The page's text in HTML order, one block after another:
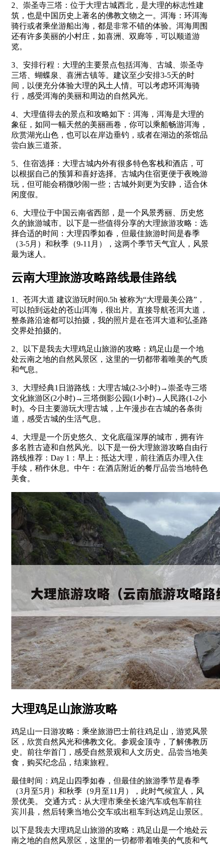
2、崇圣寺三塔：位于大理古城西北，是大理的标志性建
筑，也是中国历史上著名的佛教文物之一。洱海：环洱海
骑行或者乘坐游船出海，都是非常不错的体验。洱海周围
还有许多美丽的小村庄，如喜洲、双廊等，可以顺道游
览。
3、安排行程：大理的主要景点包括洱海、古城、崇圣寺
三塔、蝴蝶泉、喜洲古镇等。建议至少安排3-5天的时
间，以便充分体验大理的风土人情。可以考虑环洱海骑
行，感受洱海的美丽和周边的自然风光。
4、大理值得去的景点和攻略如下：洱海，洱海是大理的
象征，如同一幅天然的美丽画卷，你可以乘船畅游洱海，
欣赏湖光山色，也可以在岸边垂钓，或者在湖边的茶馆品
尝白族三道茶。
5、住宿选择：大理古城内外有很多特色客栈和酒店，可
以根据自己的预算和喜好选择。古城内住宿更便于夜晚游
玩，但可能会稍微吵闹一些；古城外则更为安静，适合休
闲度假。
6、大理位于中国云南省西部，是一个风景秀丽、历史悠
久的旅游城市。以下是一些值得分享的大理旅游攻略：选
择合适的时间：大理四季如春，但最佳旅游时间是春季
（3-5月）和秋季（9-11月），这两个季节天气宜人，风景
最为迷人。
云南大理旅游攻略路线最佳路线
1、苍洱大道 建议游玩时间0.5h 被称为“大理最美公路”，
可以拍到远处的苍山洱海，很出片。直接导航苍洱大道，
整条路沿途都可以拍摄，我的照片是在苍洱大道和弘圣路
交界处拍摄的。
2、以下是我去大理鸡足山旅游的攻略：鸡足山是一个地
处云南之地的自然风景区，这里的一切都带着唯美的气质
和气息。
3、大理经典1日游路线：大理古城(2-3小时)→崇圣寺三塔
文化旅游区(2小时)→三塔倒影公园(1小时)→人民路(1-2小
时)。今日主要游玩大理古城，上午漫步在古城的各条街
道，感受古城的生活气息。
4、大理是一个历史悠久、文化底蕴深厚的城市，拥有许
多名胜古迹和自然风光。以下是一份大理旅游攻略自由行
路线推荐：Day 1：早上：抵达大理，前往酒店办理入住
手续，稍作休息。中午：在酒店附近的餐厅品尝当地特色
美食。
大理鸡足山旅游攻略
鸡足山一日游攻略：乘坐旅游巴士前往鸡足山，游览风景
区，欣赏自然风光和佛教文化。参观金顶寺，了解佛教历
史。前往华首门，感受自然景观和人文历史。品尝当地美
食，购买纪念品，结束旅程。
最佳时间：鸡足山四季如春，但最佳的旅游季节是春季
（3月至5月）和秋季（9月至11月），此时气候宜人，风
景优美。 交通方式：从大理市乘坐长途汽车或包车前往
宾川县，然后转乘当地公交车或出租车到达鸡足山景区。
以下是我去大理鸡足山旅游的攻略：鸡足山是一个地处云
南之地的自然风景区，这里的一切都带着唯美的气质和气